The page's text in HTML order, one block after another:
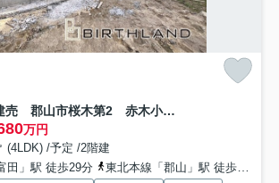
新築戸建・新築建売 郡山市桜木第2 赤木小・第五中
万円
(4LDK) /予定 /2階建
田」駅 徒歩29分
東北本線「郡山」駅 徒歩31分